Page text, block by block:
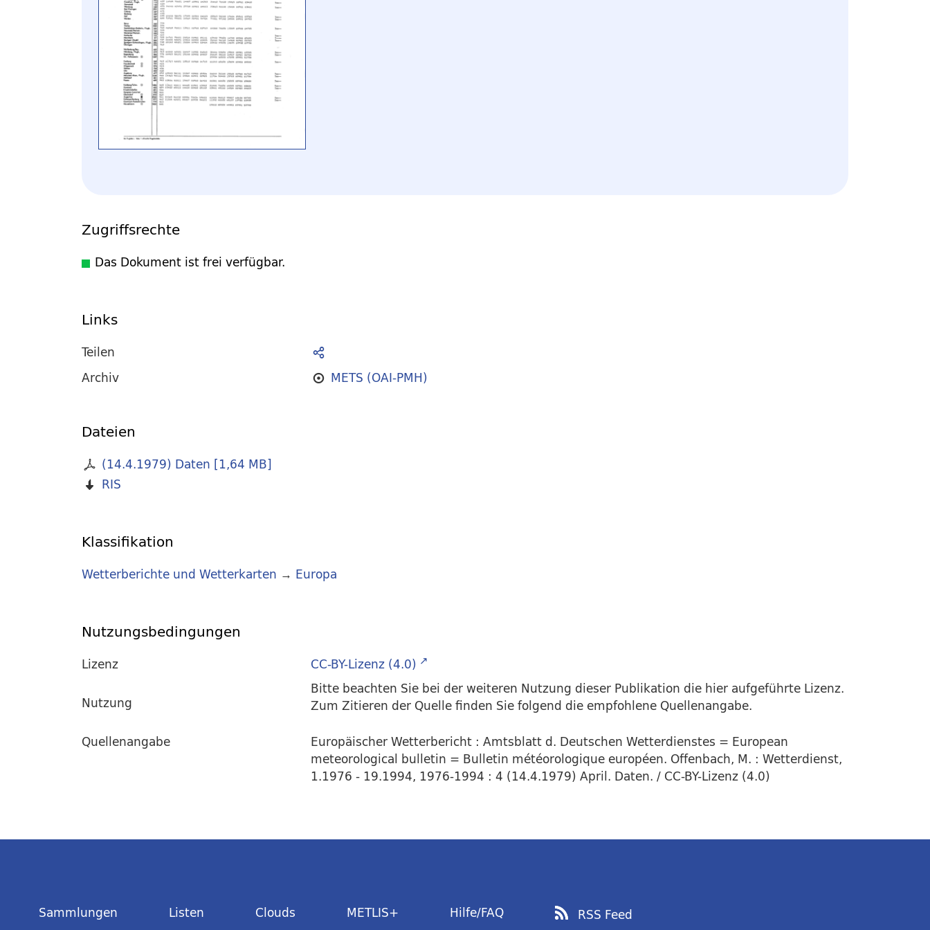
Zugriffsrechte
Das Dokument ist frei verfügbar.
Links
Teilen
Archiv
METS (OAI-PMH)
Dateien
(14.4.1979) Daten [1,64 MB]
RIS
Klassifikation
Wetterberichte und Wetterkarten → Europa
Nutzungsbedingungen
Lizenz
CC-BY-Lizenz (4.0)
Nutzung
Bitte beachten Sie bei der weiteren Nutzung dieser Publikation die hier aufgeführte Lizenz.
Zum Zitieren der Quelle finden Sie folgend die empfohlene Quellenangabe.
Quellenangabe
Europäischer Wetterbericht : Amtsblatt d. Deutschen Wetterdienstes = European
meteorological bulletin = Bulletin météorologique européen. Offenbach, M. : Wetterdienst,
1.1976 - 19.1994, 1976-1994 : 4 (14.4.1979) April. Daten. / CC-BY-Lizenz (4.0)
Sammlungen Listen Clouds METLIS+ Hilfe/FAQ RSS Feed